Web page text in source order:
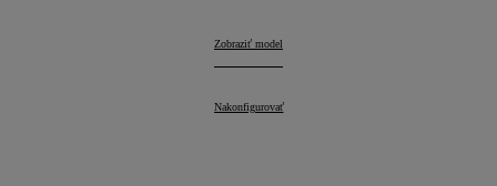
Proace Verso:
Zobraziť model
Proace Verso:
Nakonfigurovať